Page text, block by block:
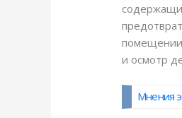
и осмотр
Мнения